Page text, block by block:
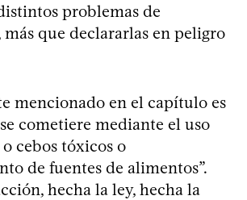
problemas de
que declararlas en peligro
mencionado en el capítulo es
cometiere mediante el uso
cebos tóxicos o
de fuentes de alimentos”.
hecha la ley, hecha la